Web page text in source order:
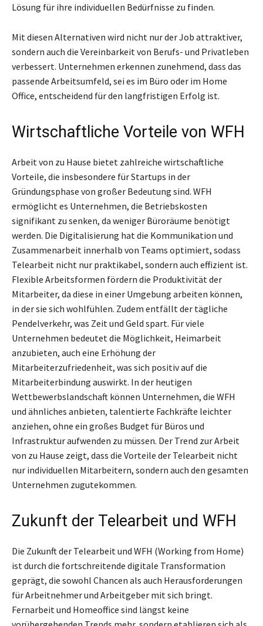
Lösung für ihre individuellen Bedürfnisse zu finden.
Mit diesen Alternativen wird nicht nur der Job attraktiver,
sondern auch die Vereinbarkeit von Berufs- und Privatleben
verbessert. Unternehmen erkennen zunehmend, dass das
passende Arbeitsumfeld, sei es im Büro oder im Home
Office, entscheidend für den langfristigen Erfolg ist.
Wirtschaftliche Vorteile von WFH
Arbeit von zu Hause bietet zahlreiche wirtschaftliche
Vorteile, die insbesondere für Startups in der
Gründungsphase von großer Bedeutung sind. WFH
ermöglicht es Unternehmen, die Betriebskosten
signifikant zu senken, da weniger Büroräume benötigt
werden. Die Digitalisierung hat die Kommunikation und
Zusammenarbeit innerhalb von Teams optimiert, sodass
Telearbeit nicht nur praktikabel, sondern auch effizient ist.
Flexible Arbeitsformen fördern die Produktivität der
Mitarbeiter, da diese in einer Umgebung arbeiten können,
in der sie sich wohlfühlen. Zudem entfällt der tägliche
Pendelverkehr, was Zeit und Geld spart. Für viele
Unternehmen bedeutet die Möglichkeit, Heimarbeit
anzubieten, auch eine Erhöhung der
Mitarbeiterzufriedenheit, was sich positiv auf die
Mitarbeiterbindung auswirkt. In der heutigen
Wettbewerbslandschaft können Unternehmen, die WFH
und ähnliches anbieten, talentierte Fachkräfte leichter
anziehen, ohne ein großes Budget für Büros und
Infrastruktur aufwenden zu müssen. Der Trend zur Arbeit
von zu Hause zeigt, dass die Vorteile der Telearbeit nicht
nur individuellen Mitarbeitern, sondern auch den gesamten
Unternehmen zugutekommen.
Zukunft der Telearbeit und WFH
Die Zukunft der Telearbeit und WFH (Working from Home)
ist durch die fortschreitende digitale Transformation
geprägt, die sowohl Chancen als auch Herausforderungen
für Arbeitnehmer und Arbeitgeber mit sich bringt.
Fernarbeit und Homeoffice sind längst keine